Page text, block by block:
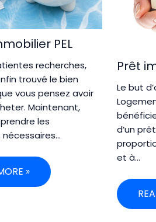
PEL
recherches,
trouvé le bien
vous pensez avoir
Maintenant,
les
»
Prêt
Le but
d’un
et à…